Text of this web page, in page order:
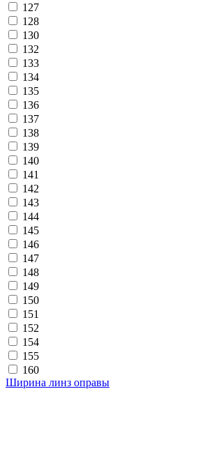
127
128
130
132
133
134
135
136
137
138
139
140
141
142
143
144
145
146
147
148
149
150
151
152
154
155
160
Ширина линз оправы